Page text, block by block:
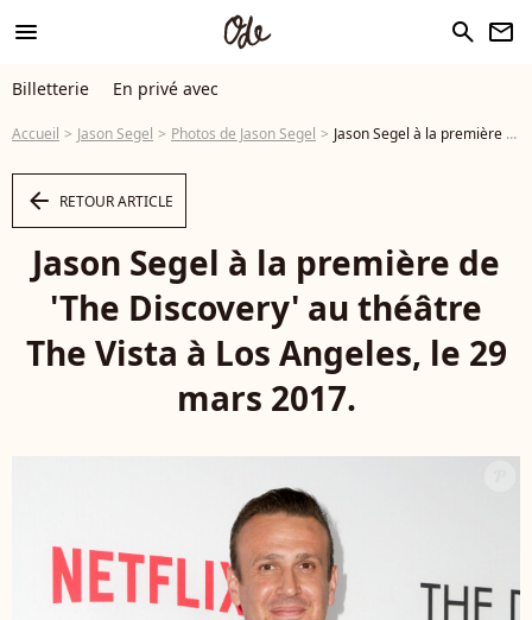
menu search newsletter
Billetterie En privé avec
Accueil Jason Segel Photos de Jason Segel Jason Segel à la première de 'The Discovery' au théâtre The Vista à Los Angeles, le 29 mars 2017. - Photo
arrow_left RETOUR ARTICLE
Jason Segel à la première de
'The Discovery' au théâtre
The Vista à Los Angeles, le 29
mars 2017.